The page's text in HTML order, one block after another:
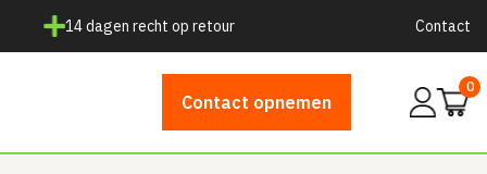
14 dagen recht op retour Contact
Contact opnemen
Mijn
0